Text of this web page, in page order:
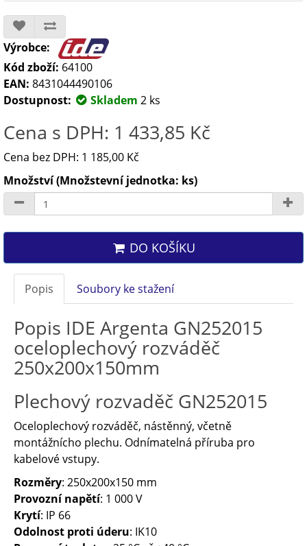
Výrobce:
Kód zboží: 64100
EAN: 8431044490106
Dostupnost:
Skladem 2 ks
Cena s DPH: 1 433,85 Kč
Cena bez DPH: 1 185,00 Kč
Množství (Množstevní jednotka: ks)
DO KOŠÍKU
Popis Soubory ke stažení
Popis IDE Argenta GN252015
oceloplechový rozváděč
250x200x150mm
Plechový rozvaděč GN252015
Oceloplechový rozváděč, nástěnný, včetně
montážnícho plechu. Odnímatelná příruba pro
kabelové vstupy.
Rozměry: 250x200x150 mm
Provozní napětí: 1 000 V
Krytí: IP 66
Odolnost proti úderu: IK10